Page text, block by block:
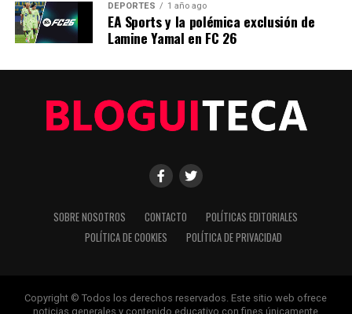
Editorial
Con años de experiencia en primera línea, buscamos los
hechos, los verificamos con rigor y contamos las historias que
dan forma a nuestro mundo. Impulsados por la integridad y
la tecnología con un análisis preciso y profundo. Cuando los
titulares cambian cada minuto, puedes contar con nosotros
bandeja de plata.
DEPORTES 1 año ago
EA Sports y la polémica exclusión de
Lamine Yamal en FC 26
SOBRE NOSOTROS CONTACTO
POLÍTICAS EDITORIALES
POLÍTICA DE COOKIES
POLÍTICA DE PRIVACIDAD
Copyright © Todos los derechos reservados. Este sitio web ofrece
noticias generales y contenido educativo con fines únicamente